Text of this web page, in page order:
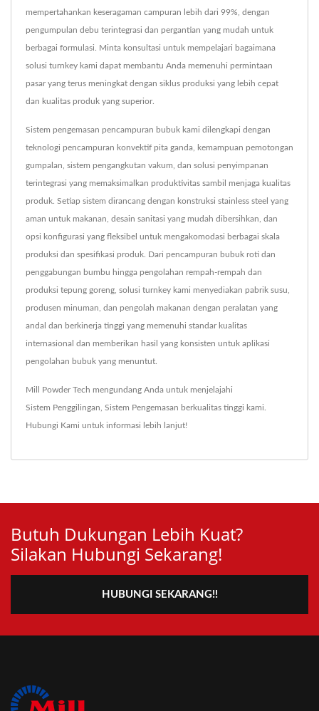
mempertahankan keseragaman campuran lebih dari 99%, dengan
pengumpulan debu terintegrasi dan pergantian yang mudah untuk
berbagai formulasi. Minta konsultasi untuk mempelajari bagaimana
solusi turnkey kami dapat membantu Anda memenuhi permintaan
pasar yang terus meningkat dengan siklus produksi yang lebih cepat
dan kualitas produk yang superior.
Sistem pengemasan pencampuran bubuk kami dilengkapi dengan
teknologi pencampuran konvektif pita ganda, kemampuan pemotongan
gumpalan, sistem pengangkutan vakum, dan solusi penyimpanan
terintegrasi yang memaksimalkan produktivitas sambil menjaga kualitas
produk. Setiap sistem dirancang dengan konstruksi stainless steel yang
aman untuk makanan, desain sanitasi yang mudah dibersihkan, dan
opsi konfigurasi yang fleksibel untuk mengakomodasi berbagai skala
produksi dan spesifikasi produk. Dari pencampuran bubuk roti dan
penggabungan bumbu hingga pengolahan rempah-rempah dan
produksi tepung goreng, solusi turnkey kami menyediakan pabrik susu,
produsen minuman, dan pengolah makanan dengan peralatan yang
andal dan berkinerja tinggi yang memenuhi standar kualitas
internasional dan memberikan hasil yang konsisten untuk aplikasi
pengolahan bubuk yang menuntut.
Mill Powder Tech mengundang Anda untuk menjelajahi
Sistem Penggilingan, Sistem Pengemasan berkualitas tinggi kami.
Hubungi Kami untuk informasi lebih lanjut!
Butuh Dukungan Lebih Kuat?
Silakan Hubungi Sekarang!
HUBUNGI SEKARANG!!